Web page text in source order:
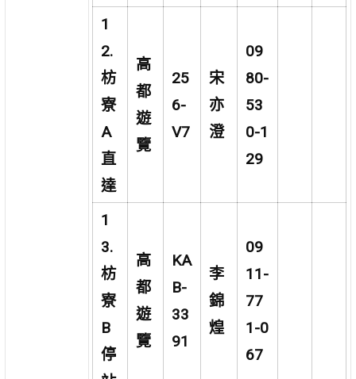
1
2.
枋
寮
A
直
達
高
都
遊
覽
25
6-
V7
宋
亦
澄
09
80-
53
0-1
29
1
3.
枋
寮
B
停
高
都
遊
覽
KA
B-
33
91
李
錦
煌
09
11-
77
1-0
67